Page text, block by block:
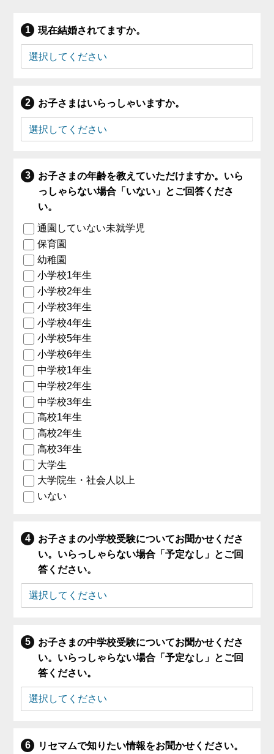
現在結婚されてますか。
お子さまはいらっしゃいますか。
お子さまの年齢を教えていただけますか。いら
っしゃらない場合「いない」とご回答くださ
い。
通園していない未就学児
保育園
幼稚園
小学校1年生
小学校2年生
小学校3年生
小学校4年生
小学校5年生
小学校6年生
中学校1年生
中学校2年生
中学校3年生
高校1年生
高校2年生
高校3年生
大学生
大学院生・社会人以上
いない
お子さまの小学校受験についてお聞かせくださ
い。いらっしゃらない場合「予定なし」とご回
答ください。
お子さまの中学校受験についてお聞かせくださ
い。いらっしゃらない場合「予定なし」とご回
答ください。
リセマムで知りたい情報をお聞かせください。